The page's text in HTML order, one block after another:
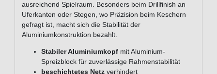
ausreichend Spielraum. Besonders beim Drillfinish an
Uferkanten oder Stegen, wo Präzision beim Keschern
gefragt ist, macht sich die Stabilität der
Aluminiumkonstruktion bezahlt.
Stabiler Aluminiumkopf mit Aluminium-
Spreizblock für zuverlässige Rahmenstabilität
beschichtetes Netz verhindert